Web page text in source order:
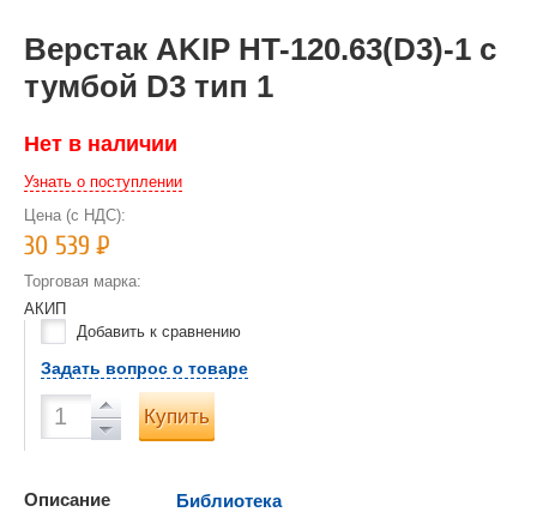
Верстак AKIP HT-120.63(D3)-1 с
тумбой D3 тип 1
Нет в наличии
Узнать о поступлении
Цена (с НДС):
30 539Р
Торговая марка:
АКИП
Добавить к сравнению
Задать вопрос о товаре
Купить
Описание Библиотека